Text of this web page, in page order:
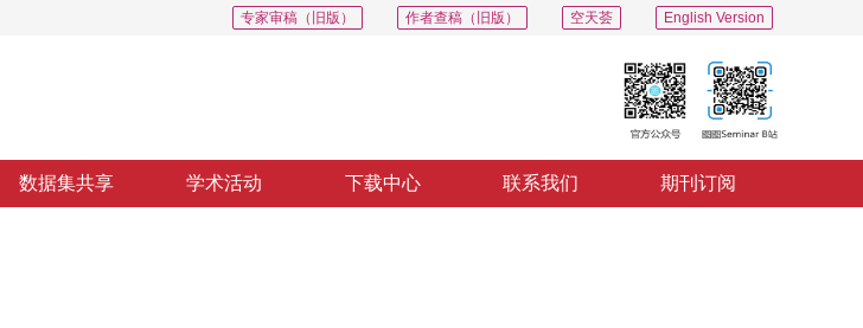
English Version
空天荟
作者查稿（旧版）
专家审稿（旧版）
数据集共享 学术活动 下载中心 联系我们 期刊订阅